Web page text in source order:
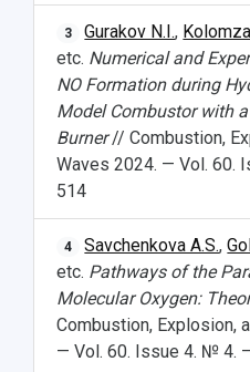
НАЗАД
Об университете
Новости
Образование
Научно-
3 Gurakov N.I.,
etc. Numerical and
NO Formation during
Model Combustor with
Burner// Combustion,
Waves 2024. — Vol. 60.
514
4 Savchenkova A.S.,
etc. Pathways of the
Molecular Oxygen:
Combustion, Explosion,
— Vol. 60. Issue 4. № 4.